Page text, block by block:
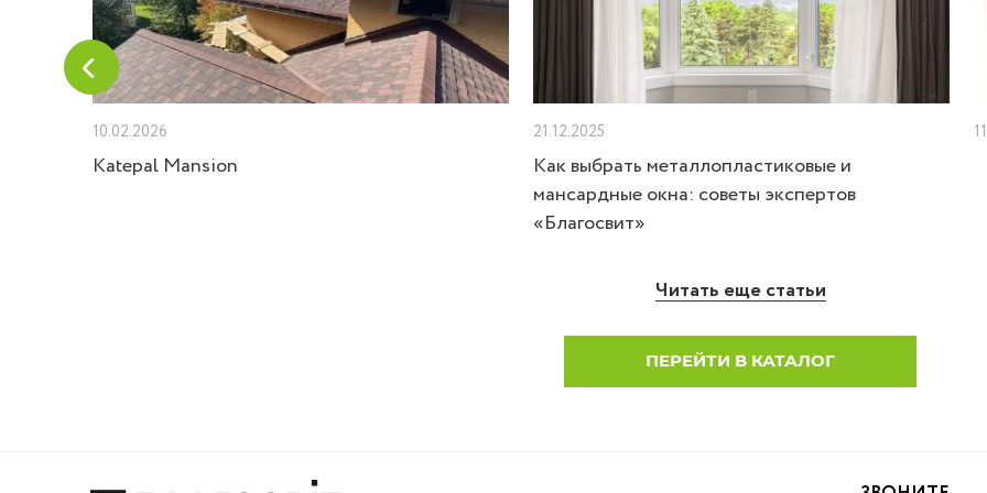
10.02.2026
Katepal Mansion
21.12.2025
Как выбрать металлопластиковые и
мансардные окна: советы экспертов
«Благосвит»
Читать еще статьи
ПЕРЕЙТИ В КАТАЛОГ